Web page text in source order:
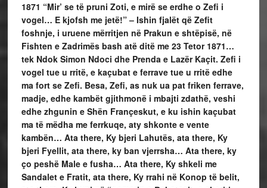
1871 “Mir’ se të pruni Zoti, e mirë se erdhe o Zefi i
vogel… E kjofsh me jetë!” – Ishin fjalët që Zefit
foshnje, i uruene mërritjen në Prakun e shtëpisë, në
Fishten e Zadrimës bash atë ditë me 23 Tetor 1871…
tek Ndok Simon Ndoci dhe Prenda e Lazër Kaçit. Zefi i
vogel tue u rritë, e kaçubat e ferrave tue u rritë edhe
ma fort se Zefi. Besa, Zefi, as nuk ua pat friken ferrave,
madje, edhe kambët gjithmonë i mbajti zdathë, veshi
edhe zhgunin e Shën Françeskut, e ku ishin kaçubat
ma të mëdha me ferrkuqe, aty shkonte e vente
kambën… Ata there, Ky bjeri Lahutës, ata there, Ky
bjeri Fyellit, ata there, ky ban vjerrsha… Ata there, ky
ço peshë Male e fusha… Ata there, Ky shkeli me
Sandalet e Fratit, ata there, Ky rrahi në Konop të belit,